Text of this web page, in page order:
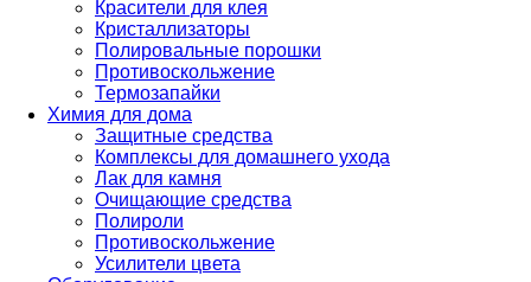
Красители для клея
Кристаллизаторы
Полировальные порошки
Противоскольжение
Термозапайки
Химия для дома
Защитные средства
Комплексы для домашнего ухода
Лак для камня
Очищающие средства
Полироли
Противоскольжение
Усилители цвета